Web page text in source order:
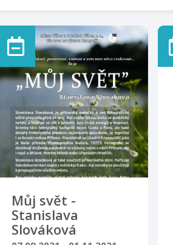
Můj svět -
Stanislava
Slováková